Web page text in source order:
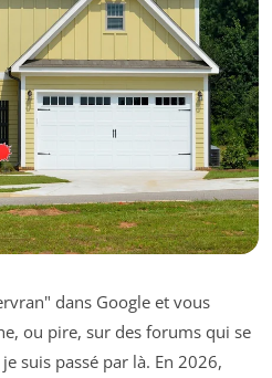
dans Google et vous
ou pire, sur des forums qui se
suis passé par là. En 2026,